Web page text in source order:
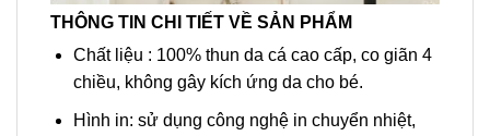
THÔNG TIN CHI TIẾT VỀ SẢN PHẨM
Chất liệu : 100% thun da cá cao cấp, co giãn 4
chiều, không gây kích ứng da cho bé.
Hình in: sử dụng công nghệ in chuyển nhiệt,